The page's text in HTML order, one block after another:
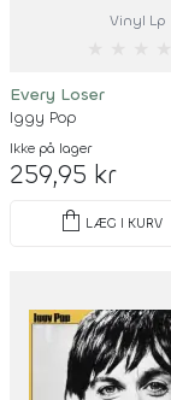
Vinyl Lp
Every Loser
Iggy Pop
Ikke på lager
259,95 kr
shopping_bag LÆG I KURV